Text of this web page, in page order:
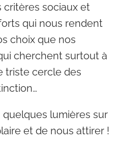
critères sociaux et
qui nous rendent
choix que nos
cherchent surtout à
triste cercle des
lumières sur
et de nous attirer !